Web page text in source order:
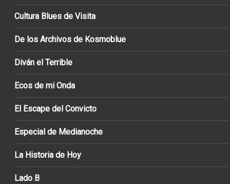
Cultura Blues de Visita
De los Archivos de Kosmoblue
Diván el Terrible
Ecos de mi Onda
El Escape del Convicto
Especial de Medianoche
La Historia de Hoy
Lado B